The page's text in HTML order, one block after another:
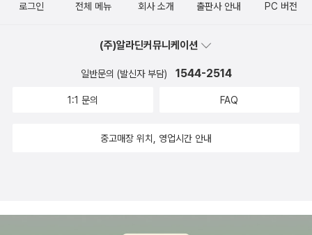
이 책에서 제시한 방법들을 인생이 막막해지는 순간마다 기억하려 애
쓴다면 내 삶이 덜 흔들리는 길, 내 감정이 덜 요동치는 길로 어느 새
접어들 수 있을 것이다.
로그인 전체 메뉴 회사 소개 출판사 안내 PC 버전
(주)알라딘커뮤니케이션
일반문의 (발신자 부담) 1544-2514
1:1 문의 FAQ
중고매장 위치, 영업시간 안내